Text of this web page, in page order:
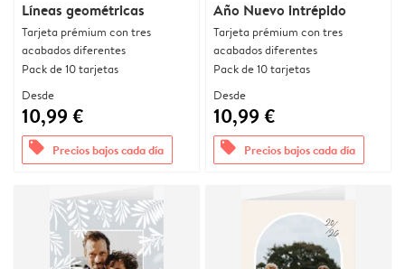
Líneas geométricas
Tarjeta prémium con tres
acabados diferentes
Pack de 10 tarjetas
Desde
10,99 €
offers Precios bajos cada día
Año Nuevo intrépido
Tarjeta prémium con tres
acabados diferentes
Pack de 10 tarjetas
Desde
10,99 €
offers Precios bajos cada día